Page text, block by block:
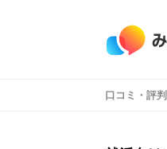
口コミ・評判